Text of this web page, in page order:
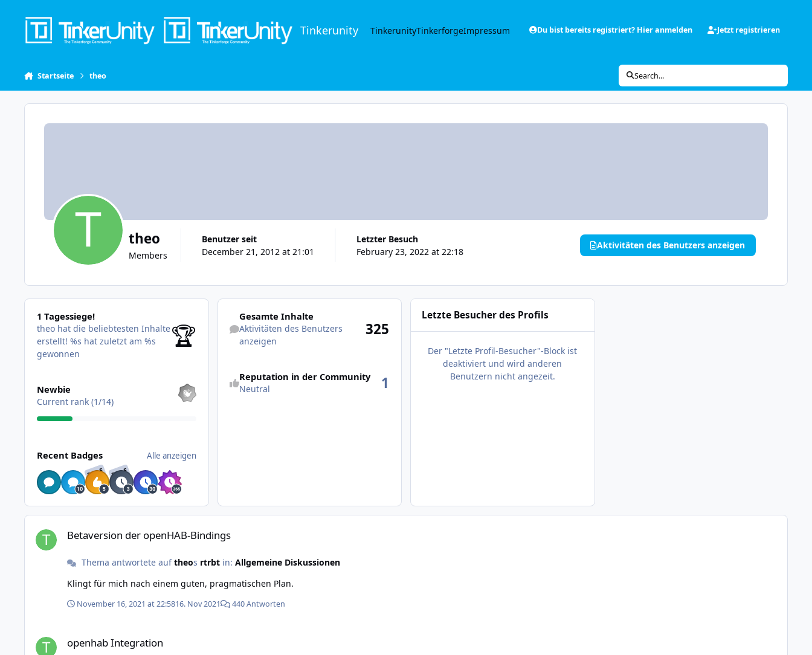
Tinkerunity TinkerunityTinkerforgeImpressum Du bist bereits registriert? Hier anmelden Jetzt registrieren
Startseite theo Search...
theo
Members
Benutzer seit
December 21, 2012 at 21:01
Letzter Besuch
February 23, 2022 at 22:18
Aktivitäten des Benutzers anzeigen
1 Tagessiege!
1 Tagessiege!
theo hat die beliebtesten Inhalte
erstellt! %s hat zuletzt am %s
gewonnen
🏆
Newbie
Current rank (1/14)
Recent Badges Alle anzeigen
RARE RARE
Aktivitäten des Benutzers anzeigen
Gesamte Inhalte
Aktivitäten des Benutzers
anzeigen
325
Reputation in der Community
Neutral 1
Letzte Besucher des Profils
Der "Letzte Profil-Besucher"-Block ist
deaktiviert und wird anderen
Benutzern nicht angezeit.
Betaversion der openHAB-Bindings
Betaversion der openHAB-Bindings
Thema antwortete auftheos rtrbtin: Allgemeine Diskussionen
Klingt für mich nach einem guten, pragmatischen Plan.
November 16, 2021 at 22:5816. Nov 2021 440 Antworten
openhab Integration